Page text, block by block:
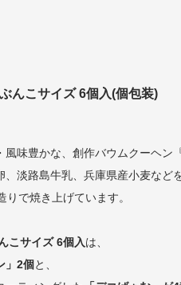
んこサイズ 6個入(個包装)
風味豊かな、創作バウムクーヘン
淡路島牛乳、兵庫県産小麦など
で焼き上げています。
こサイズ 6個入は、
」2個と、